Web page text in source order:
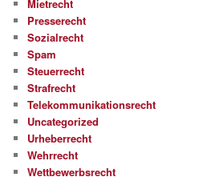
Mietrecht
Presserecht
Sozialrecht
Spam
Steuerrecht
Strafrecht
Telekommunikationsrecht
Uncategorized
Urheberrecht
Wehrrecht
Wettbewerbsrecht